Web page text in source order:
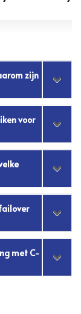
zijn
voor
met C-